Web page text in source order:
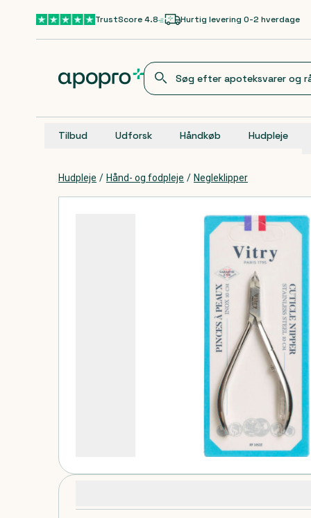
Gå til hovedindholdTrustScore 4.8 Hurtig levering 0-2 hverdage
Tilbud Udforsk Håndkøb Hudpleje
Hudpleje / Hånd- og fodpleje / Negleklipper